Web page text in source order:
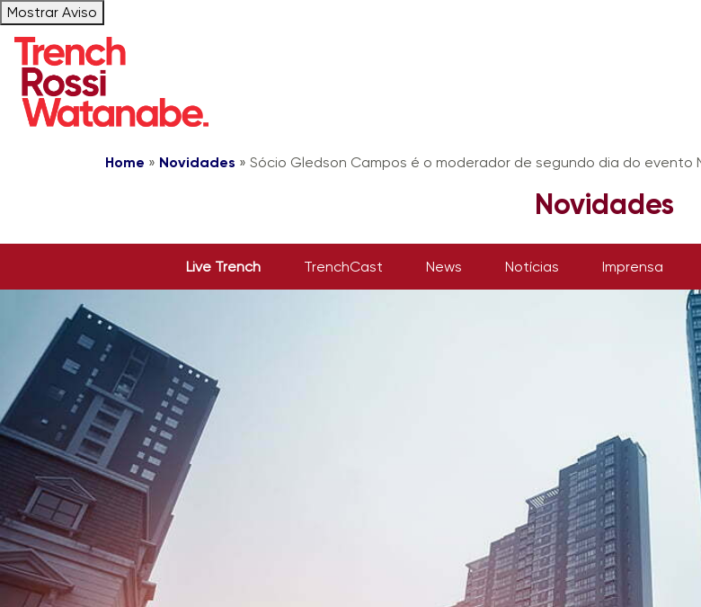
Mostrar Aviso
Home » Novidades » Sócio Gledson Campos é o moderador de segundo dia do evento
Novidades
Live Trench TrenchCast News Notícias Imprensa